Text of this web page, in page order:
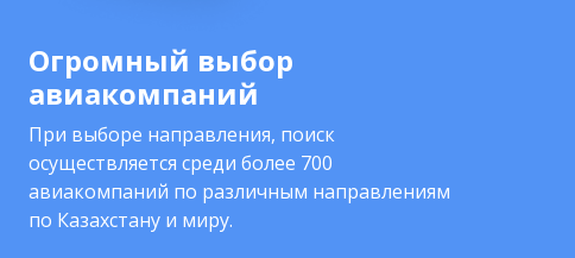
Огромный выбор
авиакомпаний
При выборе направления, поиск
осуществляется среди более 700
авиакомпаний по различным направлениям
по Казахстану и миру.